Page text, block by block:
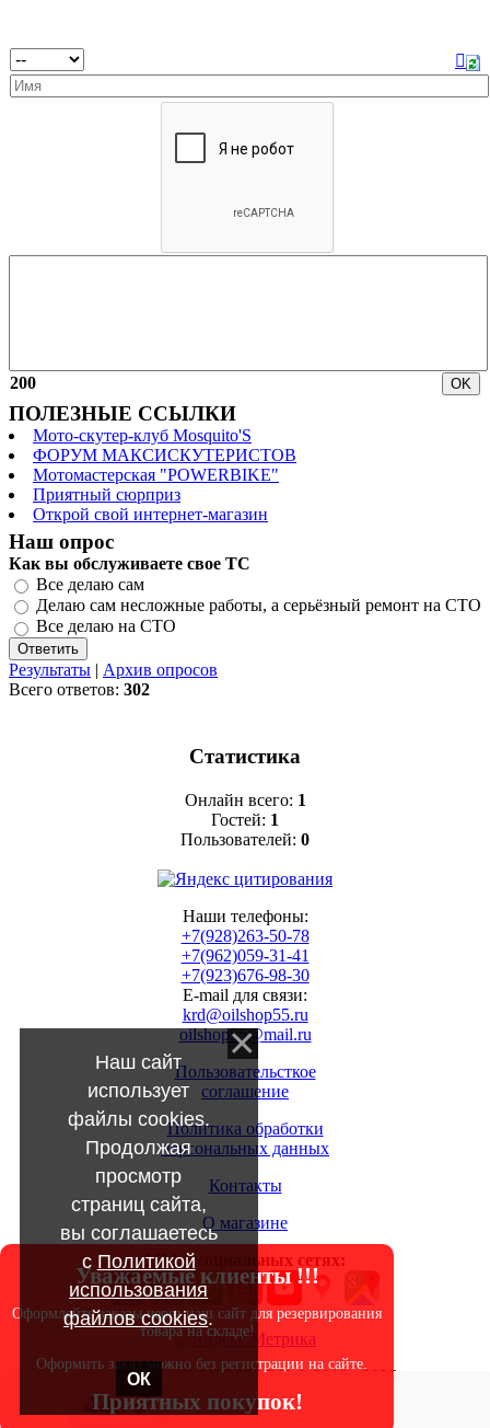
440 ₽
200
ПОЛЕЗНЫЕ ССЫЛКИ
Мото-скутер-клуб Mosquito'S
ФОРУМ МАКСИСКУТЕРИСТОВ
Мотомастерская "POWERBIKE"
Приятный сюрприз
Открой свой интернет-магазин
Наш опрос
Как вы обслуживаете свое ТС
Все делаю сам
Делаю сам несложные работы, а серьёзный ремонт на СТО
Все делаю на СТО
Результаты | Архив опросов
Всего ответов: 302
Статистика
Онлайн всего: 1
Гостей: 1
Пользователей: 0
Наши телефоны:
+7(928)263-50-78
+7(962)059-31-41
+7(923)676-98-30
E-mail для связи:
krd@oilshop55.ru
oilshop55@mail.ru
Пользовательсткое
соглашение
Политика обработки
персональных данных
Контакты
О магазине
МЫ в социальных сетях:
Copyright OILSHOP55.RU © 2010 - 2026
Уважаемые клиенты !!!
Оформляйте заказы через наш сайт для резервирования
товара на складе!
Оформить заказ можно без регистрации на сайте.
Приятных покупок!
Наш сайт
использует
файлы cookies.
Продолжая
просмотр
страниц сайта,
вы соглашаетесь
с Политикой
использования
файлов cookies.
ОК